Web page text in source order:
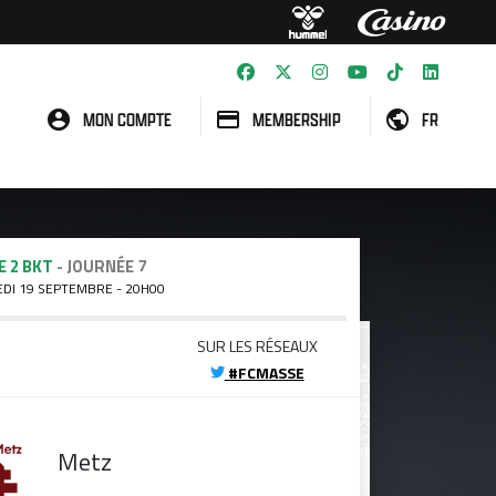
MON COMPTE MEMBERSHIP FR
2 BKT - JOURNÉE 7
19 SEPTEMBRE - 20H00
SUR LES RÉSEAUX
#FCMASSE
Metz